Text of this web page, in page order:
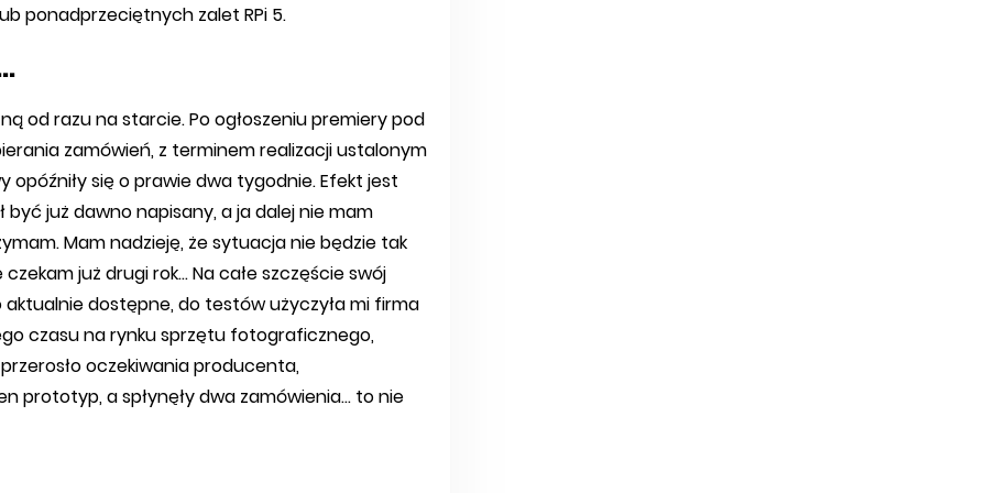
ponadprzeciętnych zalet RPi 5.
od razu na starcie. Po ogłoszeniu premiery pod
zamówień, z terminem realizacji ustalonym
opóźniły się o prawie dwa tygodnie. Efekt jest
być już dawno napisany, a ja dalej nie mam
Mam nadzieję, że sytuacja nie będzie tak
już drugi rok… Na całe szczęście swój
dostępne, do testów użyczyła mi firma
czasu na rynku sprzętu fotograficznego,
oczekiwania producenta,
prototyp, a spłynęły dwa zamówienia… to nie